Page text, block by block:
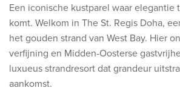
Unieke rondreizen
8-daagse Emiraten
Fly & Drive - Kleuren van Yucatan
Ontdekking Sri Lanka
Een iconische kustparel waar elegantie
komt. Welkom in The St. Regis Doha,
het gouden strand van West Bay. Hier
verfijning en Midden-Oosterse
luxueus strandresort dat grandeur
aankomst.